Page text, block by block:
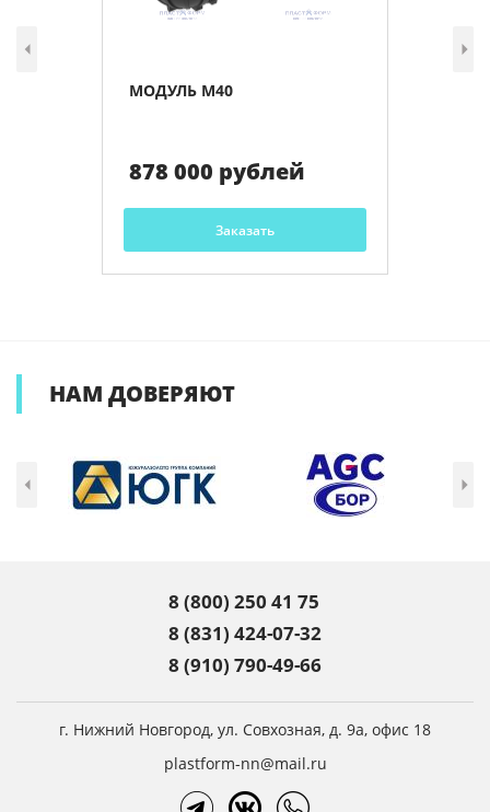
МОДУЛЬ М40
878 000 рублей
Заказать
НАМ ДОВЕРЯЮТ
8 (800) 250 41 75
8 (831) 424-07-32
8 (910) 790-49-66
г. Нижний Новгород, ул. Совхозная, д. 9а, офис 18
plastform-nn@mail.ru